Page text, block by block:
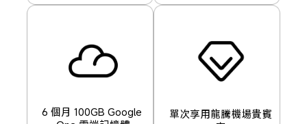
6 個月 100GB Google
單次享用龍騰機場貴賓